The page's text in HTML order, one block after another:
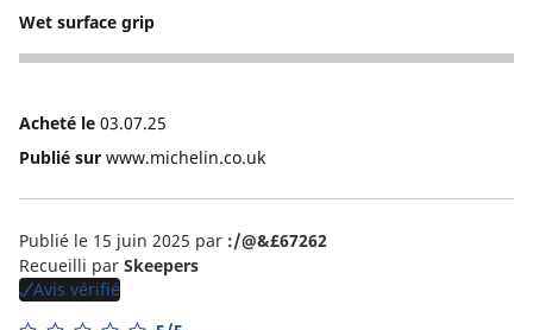
Wet surface grip
1
Acheté le 03.07.25
Publié sur www.michelin.co.uk
Publié le 15 juin 2025 par :/@&£67262
Recueilli par Skeepers
Avis vérifié